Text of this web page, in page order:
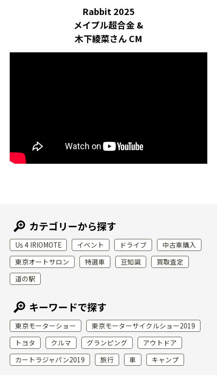
Rabbit 2025
メイプル超合金 &
木下綾菜さん CM
カテゴリーから探す
Us 4 IRIOMOTE イベント ドライブ
中古車購入
東京オートサロン
特選車 豆知識
買取査定
道の駅
キーワードで探す
東京モーターショー
東京モーターサイクルショー2019
トヨタ
クルマ グランピング
アウトドア
カートラジャパン2019
旅行 車 キャンプ